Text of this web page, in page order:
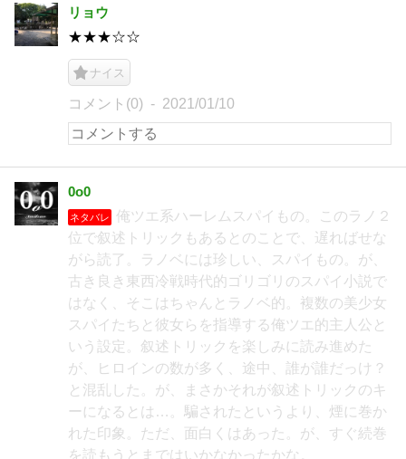
リョウ
★★★☆☆
ナイス
コメント(0) 2021/01/10
0o0
ネタバレ
俺ツエ系ハーレムスパイもの。このラノ２
位で叙述トリックもあるとのことで、遅ればせな
がら読了。ラノベには珍しい、スパイもの。が、
古き良き東西冷戦時代的ゴリゴリのスパイ小説で
はなく、そこはちゃんとラノベ的。複数の美少女
スパイたちと彼女らを指導する俺ツエ的主人公と
いう設定。叙述トリックを楽しみに読み進めた
が、ヒロインの数が多く、途中、誰が誰だっけ？
と混乱した。が、まさかそれが叙述トリックのキ
ーになるとは…。騙されたというより、煙に巻か
れた印象。ただ、面白くはあった。が、すぐ続巻
を読もうとまではいかなかったかな。